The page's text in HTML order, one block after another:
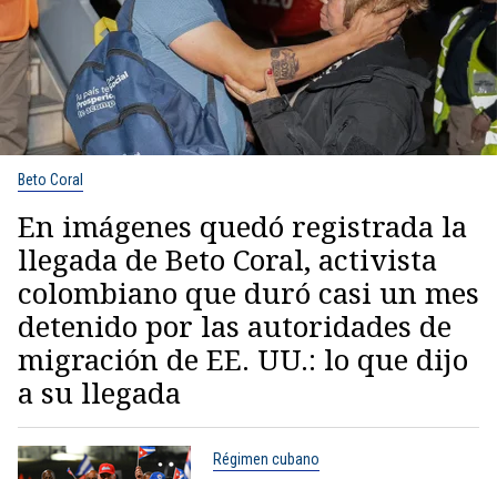
Beto Coral
En imágenes quedó registrada la
llegada de Beto Coral, activista
colombiano que duró casi un mes
detenido por las autoridades de
migración de EE. UU.: lo que dijo
a su llegada
Régimen cubano